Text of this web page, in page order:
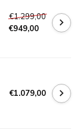
€1.299,00
€949,00
€1.079,00